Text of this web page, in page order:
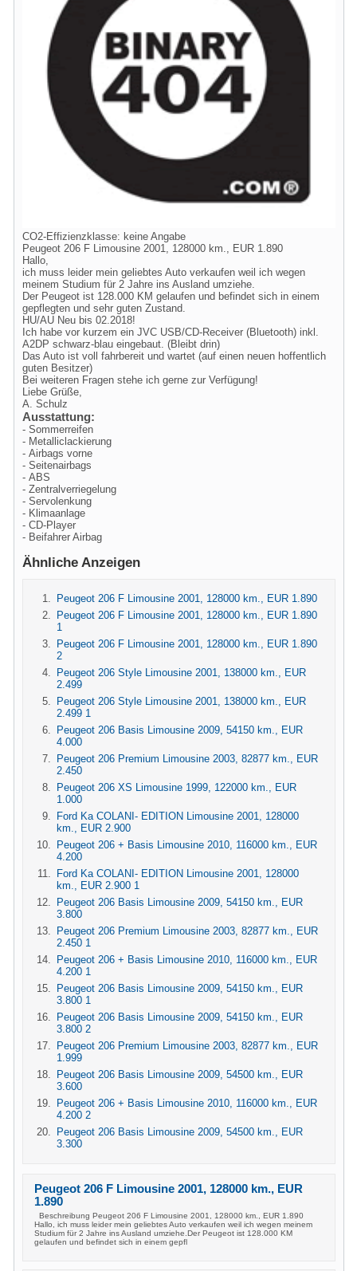
CO2-Effizienzklasse: keine Angabe
Peugeot 206 F Limousine 2001, 128000 km., EUR 1.890
Hallo,
ich muss leider mein geliebtes Auto verkaufen weil ich wegen
meinem Studium für 2 Jahre ins Ausland umziehe.
Der Peugeot ist 128.000 KM gelaufen und befindet sich in einem
gepflegten und sehr guten Zustand.
HU/AU Neu bis 02.2018!
Ich habe vor kurzem ein JVC USB/CD-Receiver (Bluetooth) inkl.
A2DP schwarz-blau eingebaut. (Bleibt drin)
Das Auto ist voll fahrbereit und wartet (auf einen neuen hoffentlich
guten Besitzer)
Bei weiteren Fragen stehe ich gerne zur Verfügung!
Liebe Grüße,
A. Schulz
Ausstattung:
- Sommerreifen
- Metalliclackierung
- Airbags vorne
- Seitenairbags
- ABS
- Zentralverriegelung
- Servolenkung
- Klimaanlage
- CD-Player
- Beifahrer Airbag
Ähnliche Anzeigen
Peugeot 206 F Limousine 2001, 128000 km., EUR 1.890
Peugeot 206 F Limousine 2001, 128000 km., EUR 1.890
1
Peugeot 206 F Limousine 2001, 128000 km., EUR 1.890
2
Peugeot 206 Style Limousine 2001, 138000 km., EUR
2.499
Peugeot 206 Style Limousine 2001, 138000 km., EUR
2.499 1
Peugeot 206 Basis Limousine 2009, 54150 km., EUR
4.000
Peugeot 206 Premium Limousine 2003, 82877 km., EUR
2.450
Peugeot 206 XS Limousine 1999, 122000 km., EUR
1.000
Ford Ka COLANI- EDITION Limousine 2001, 128000
km., EUR 2.900
Peugeot 206 + Basis Limousine 2010, 116000 km., EUR
4.200
Ford Ka COLANI- EDITION Limousine 2001, 128000
km., EUR 2.900 1
Peugeot 206 Basis Limousine 2009, 54150 km., EUR
3.800
Peugeot 206 Premium Limousine 2003, 82877 km., EUR
2.450 1
Peugeot 206 + Basis Limousine 2010, 116000 km., EUR
4.200 1
Peugeot 206 Basis Limousine 2009, 54150 km., EUR
3.800 1
Peugeot 206 Basis Limousine 2009, 54150 km., EUR
3.800 2
Peugeot 206 Premium Limousine 2003, 82877 km., EUR
1.999
Peugeot 206 Basis Limousine 2009, 54500 km., EUR
3.600
Peugeot 206 + Basis Limousine 2010, 116000 km., EUR
4.200 2
Peugeot 206 Basis Limousine 2009, 54500 km., EUR
3.300
Peugeot 206 F Limousine 2001, 128000 km., EUR
1.890
Beschreibung Peugeot 206 F Limousine 2001, 128000 km., EUR 1.890
Hallo, ich muss leider mein geliebtes Auto verkaufen weil ich wegen meinem
Studium für 2 Jahre ins Ausland umziehe.Der Peugeot ist 128.000 KM
gelaufen und befindet sich in einem gepfl